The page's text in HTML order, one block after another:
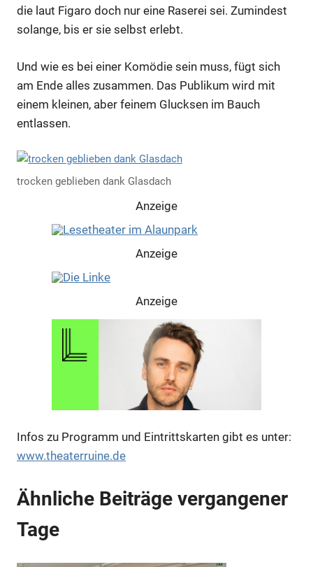
die laut Figaro doch nur eine Raserei sei. Zumindest
solange, bis er sie selbst erlebt.
Und wie es bei einer Komödie sein muss, fügt sich
am Ende alles zusammen. Das Publikum wird mit
einem kleinen, aber feinem Glucksen im Bauch
entlassen.
trocken geblieben dank Glasdach
Anzeige
Anzeige
Anzeige
Anzeige
Infos zu Programm und Eintrittskarten gibt es unter:
www.theaterruine.de
Ähnliche Beiträge vergangener
Tage